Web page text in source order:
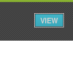
Iniciar Sessão
VIEW